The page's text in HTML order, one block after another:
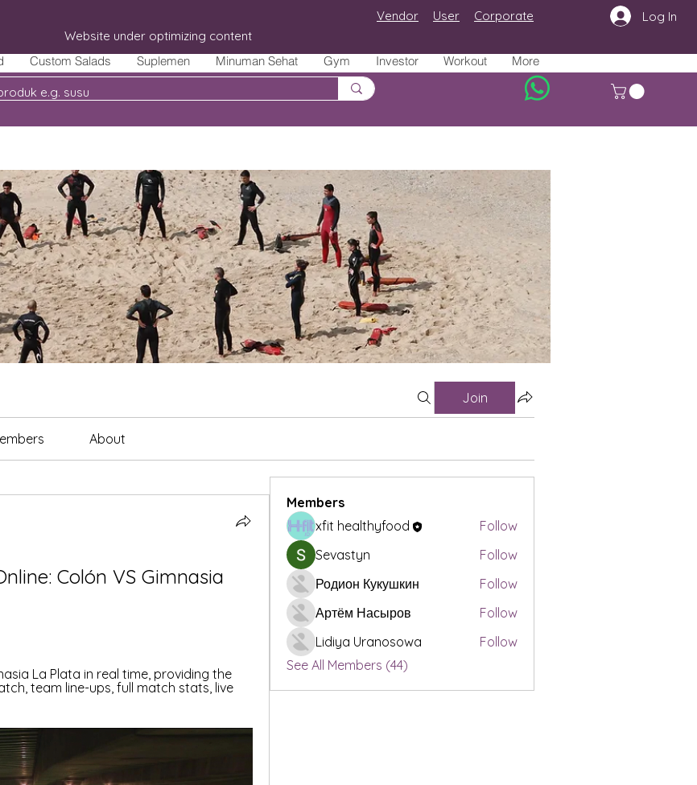
Custom Salads Suplemen Minuman Sehat Gym Investor Workout More
Website under optimizing content
Vendor User Log In
Corporate
Join
About
Colón VS Gimnasia
La Plata in real time, providing the
team line-ups, full match stats, live
Members
xfit healthyfood
Follow
Sevastyn
Follow
Родион Кукушкин
Follow
Артём Насыров
Follow
Lidiya Uranosowa
Follow
See All Members (44)